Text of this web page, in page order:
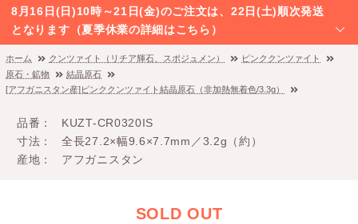
8月16日(日)10時～21日(金)のご注文は、22日(土)順次発送
となります（夏季休業の詳細はこちら）
ホーム クンツァイト（リチア輝石、スポジュメン）
ピンククンツァイト
原石・鉱物
結晶原石
[アフガニスタン産]ピンククンツァイト結晶原石（非加熱無着色/3.3g）
品番
KUZT-CR0320IS
寸法
全長27.2×幅9.6×7.7mm／3.2g（約）
産地
アフガニスタン
SOLD OUT